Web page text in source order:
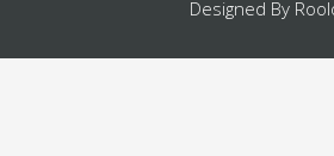
Designed By